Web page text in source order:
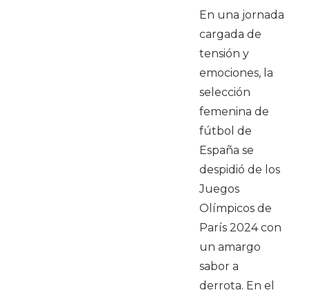
En una jornada
cargada de
tensión y
emociones, la
selección
femenina de
fútbol de
España se
despidió de los
Juegos
Olímpicos de
París 2024 con
un amargo
sabor a
derrota. En el